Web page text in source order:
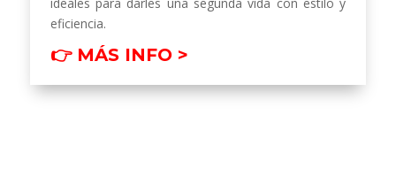
ideales para darles una segunda vida con estilo y
eficiencia.
👉 MÁS INFO >